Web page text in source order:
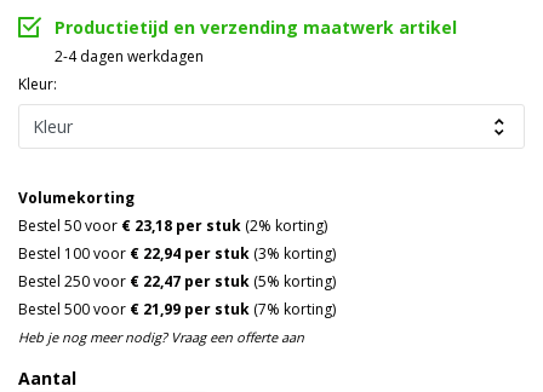
Productietijd en verzending maatwerk artikel
2-4 dagen werkdagen
Kleur:
Aantal
Volumekorting
Bestel 50 voor € 23,18 per stuk (2% korting)
Bestel 100 voor € 22,94 per stuk (3% korting)
Bestel 250 voor € 22,47 per stuk (5% korting)
Bestel 500 voor € 21,99 per stuk (7% korting)
Heb je nog meer nodig? Vraag een offerte aan